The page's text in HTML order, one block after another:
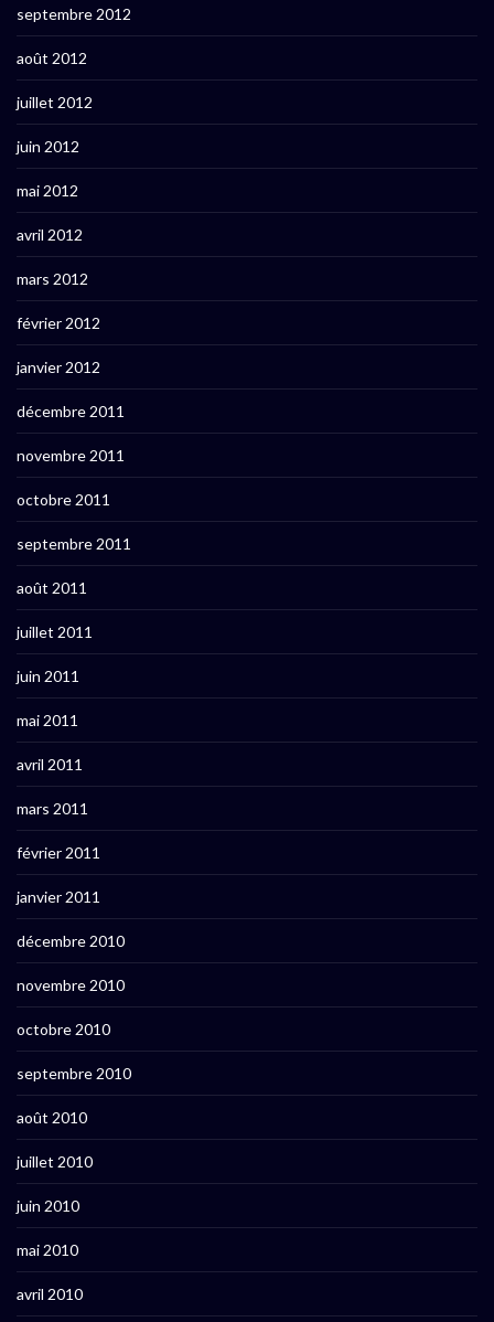
septembre 2012
août 2012
juillet 2012
juin 2012
mai 2012
avril 2012
mars 2012
février 2012
janvier 2012
décembre 2011
novembre 2011
octobre 2011
septembre 2011
août 2011
juillet 2011
juin 2011
mai 2011
avril 2011
mars 2011
février 2011
janvier 2011
décembre 2010
novembre 2010
octobre 2010
septembre 2010
août 2010
juillet 2010
juin 2010
mai 2010
avril 2010